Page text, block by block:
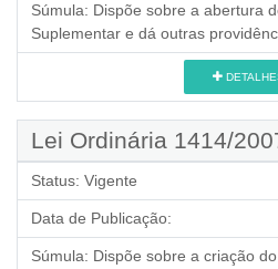
Súmula: Dispõe sobre a abertura
Suplementar e dá outras
Lei Ordinária 1414/
Status: Vigente
Data de Publicação:
Súmula: Dispõe sobre a criação